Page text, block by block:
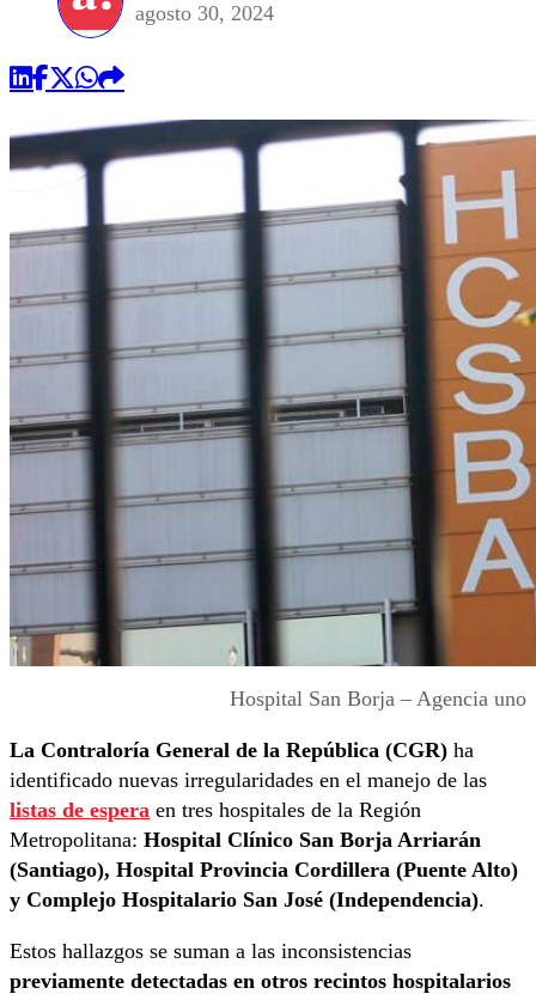
agosto 30, 2024
Hospital San Borja – Agencia uno
La Contraloría General de la República (CGR) ha
identificado nuevas irregularidades en el manejo de las
listas de espera en tres hospitales de la Región
Metropolitana: Hospital Clínico San Borja Arriarán
(Santiago), Hospital Provincia Cordillera (Puente Alto)
y Complejo Hospitalario San José (Independencia).
Estos hallazgos se suman a las inconsistencias
previamente detectadas en otros recintos hospitalarios